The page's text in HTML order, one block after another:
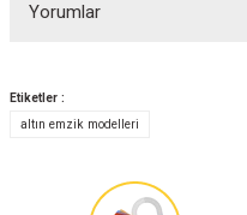
Yorumlar
Etiketler :
altın emzik modelleri